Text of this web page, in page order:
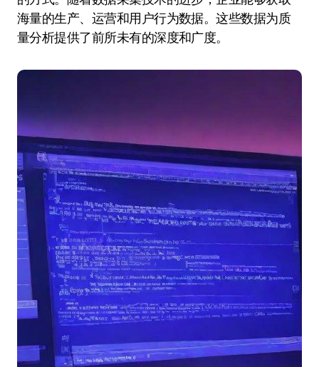
海量的生产、运营和用户行为数据。这些数据为质
量分析提供了前所未有的深度和广度。